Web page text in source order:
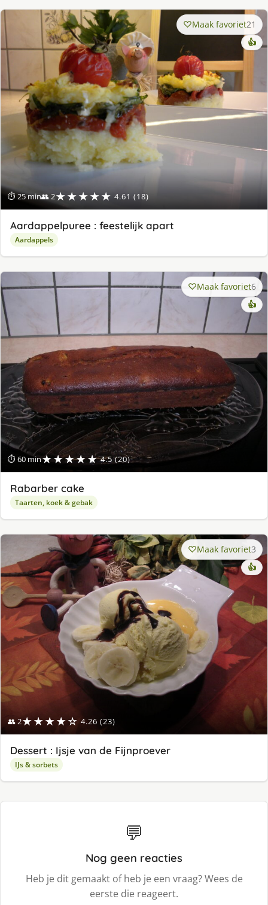
⏱ 25 min👥 2★★★★★ 4.61 (18)
Maak favoriet21
👍
Aardappelpuree : feestelijk apart
Aardappels
⏱ 60 min★★★★★ 4.5 (20)
Maak favoriet6
👍
Rabarber cake
Taarten, koek & gebak
👥 2★★★★☆ 4.26 (23)
Maak favoriet3
👍
Dessert : Ijsje van de Fijnproever
IJs & sorbets
💬
Nog geen reacties
Heb je dit gemaakt of heb je een vraag? Wees de
eerste die reageert.